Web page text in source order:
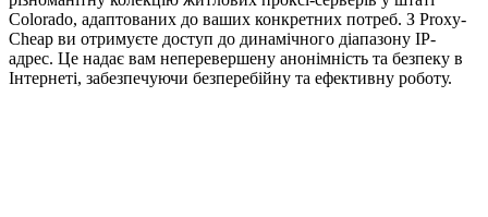
Colorado, адаптованих до ваших конкретних потреб. З Proxy-
Cheap ви отримуєте доступ до динамічного діапазону IP-
адрес. Це надає вам неперевершену анонімність та безпеку в
Інтернеті, забезпечуючи безперебійну та ефективну роботу.